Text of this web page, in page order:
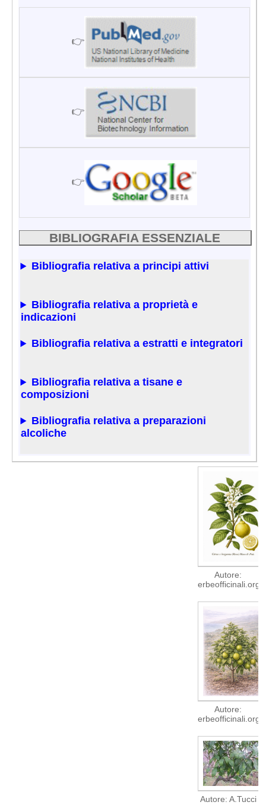
👉
👉
👉
BIBLIOGRAFIA ESSENZIALE
Bibliografia relativa a principi attivi
Bibliografia relativa a proprietà e
indicazioni
Bibliografia relativa a estratti e integratori
Bibliografia relativa a tisane e
composizioni
Bibliografia relativa a preparazioni
alcoliche
Autore:
erbeofficinali.org
Autore:
erbeofficinali.org
Autore: A.Tucci